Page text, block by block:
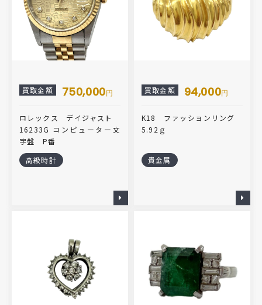
買取金額 750,000円
ロレックス デイジャスト
16233G コンピューター文
字盤 P番
高級時計
買取金額 94,000円
K18 ファッションリング
5.92ｇ
貴金属